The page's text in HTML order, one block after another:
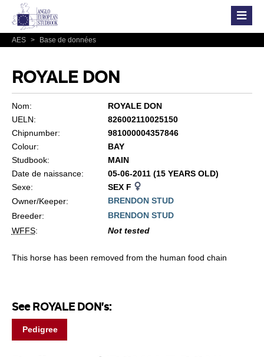
AES > Base de données
ROYALE DON
Nom:
ROYALE DON
UELN:
826002110025150
Chipnumber:
981000004357846
Colour:
BAY
Studbook:
MAIN
Date de naissance:
05-06-2011 (15 YEARS OLD)
Sexe:
SEX F
Owner/Keeper:
BRENDON STUD
Breeder:
BRENDON STUD
WFFS: Not tested
This horse has been removed from the human food chain
See ROYALE DON's:
Pedigree